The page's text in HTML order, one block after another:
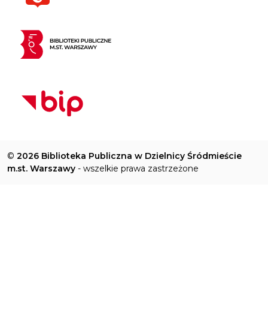
© 2026 Biblioteka Publiczna w Dzielnicy Śródmieście
m.st. Warszawy - wszelkie prawa zastrzeżone